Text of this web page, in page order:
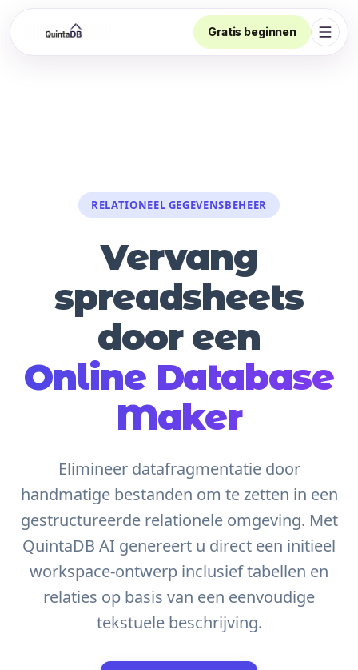
Gratis beginnen
RELATIONEEL GEGEVENSBEHEER
Vervang
spreadsheets
door een
Online Database
Maker
Elimineer datafragmentatie door
handmatige bestanden om te zetten in een
gestructureerde relationele omgeving. Met
QuintaDB AI genereert u direct een initieel
workspace-ontwerp inclusief tabellen en
relaties op basis van een eenvoudige
tekstuele beschrijving.